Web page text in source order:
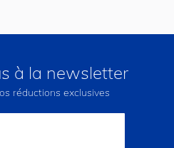
à la newsletter
réductions exclusives